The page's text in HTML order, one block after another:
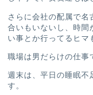
さらに会社の配属で名
合いもいないし、 時間
い事とか行ってるヒマ
職場は男だらけの仕事
週末は、平日の睡眠不
す。